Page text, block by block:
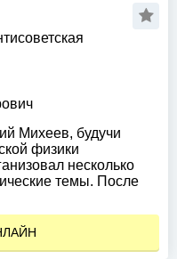
Михеев, будучи
физики
несколько
темы. После